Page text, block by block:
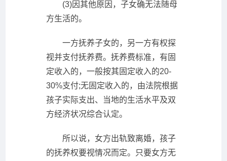
(3)因其他原因，子女确无法随母
方生活的。
一方抚养子女的，另一方有权探
视并支付抚养费。抚养费标准，有固
定收入的，一般按其固定收入的20-
30%支付;无固定收入的，由法院根据
孩子实际支出、当地的生活水平及双
方经济状况综合认定。
所以说，女方出轨致离婚，孩子
的抚养权要视情况而定。只要女方无